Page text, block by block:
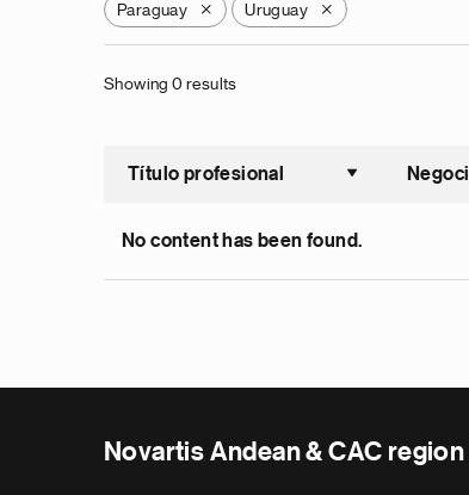
Paraguay X Uruguay X
Showing 0 results
Título profesional
No content has been found.
Novartis Andean & CAC region